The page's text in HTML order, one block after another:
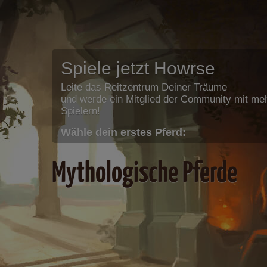
Spiele jetzt Howrse
Leite das Reitzentrum Deiner Träume
und werde ein Mitglied der Community mit
Spielern!
Wähle dein erstes Pferd:
Mythologische Pferde